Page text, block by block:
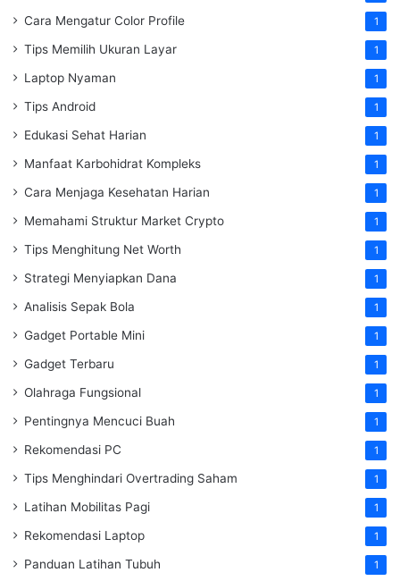
Cara Mengatur Color Profile 1
Tips Memilih Ukuran Layar 1
Laptop Nyaman 1
Tips Android 1
Edukasi Sehat Harian 1
Manfaat Karbohidrat Kompleks 1
Cara Menjaga Kesehatan Harian 1
Memahami Struktur Market Crypto 1
Tips Menghitung Net Worth 1
Strategi Menyiapkan Dana 1
Analisis Sepak Bola 1
Gadget Portable Mini 1
Gadget Terbaru 1
Olahraga Fungsional 1
Pentingnya Mencuci Buah 1
Rekomendasi PC 1
Tips Menghindari Overtrading Saham 1
Latihan Mobilitas Pagi 1
Rekomendasi Laptop 1
Panduan Latihan Tubuh 1